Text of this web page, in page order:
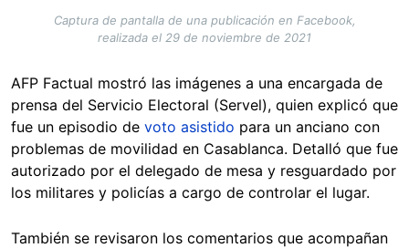
Captura de pantalla de una publicación en Facebook,
realizada el 29 de noviembre de 2021
AFP Factual mostró las imágenes a una encargada de
prensa del Servicio Electoral (Servel), quien explicó que
fue un episodio de voto asistido para un anciano con
problemas de movilidad en Casablanca. Detalló que fue
autorizado por el delegado de mesa y resguardado por
los militares y policías a cargo de controlar el lugar.
También se revisaron los comentarios que acompañan